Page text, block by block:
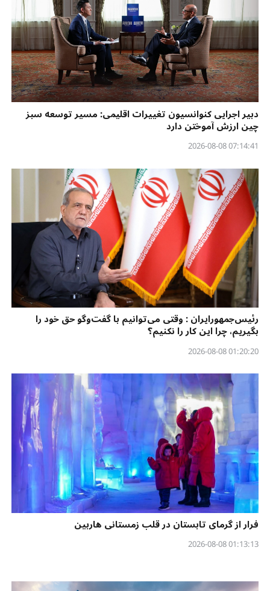
دبیر اجرایی کنوانسیون تغییرات اقلیمی: مسیر توسعه سبز
چین ارزش آموختن دارد
07:14:41 2026-08-08
رئیس‌جمهورایران : وقتی می‌توانیم با گفت‌وگو حق خود را
بگیریم، چرا این کار را نکنیم؟
01:20:20 2026-08-08
فرار از گرمای تابستان در قلب زمستانی هاربین
01:13:13 2026-08-08